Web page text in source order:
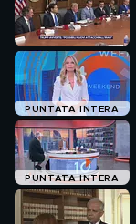
PUNTATA INTERA
PUNTATA INTERA